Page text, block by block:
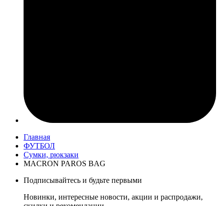
Главная
ФУТБОЛ
Сумки, рюкзаки
MACRON PAROS BAG
Подписывайтесь и будьте первыми
Новинки, интересные новости, акции и распродажи,